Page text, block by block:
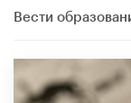
Вести